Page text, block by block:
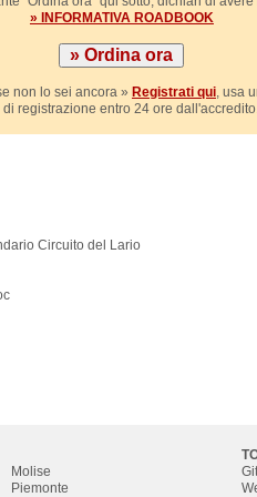
» INFORMATIVA ROADBOOK
non lo sei ancora » Registrati qui, usa
registrazione entro 24 ore
Circuito del Lario
Molise
Piemonte